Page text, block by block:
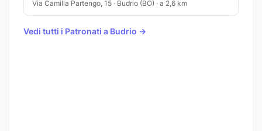
Via Camilla Partengo, 15 · Budrio (BO) · a 2,6 km
Vedi tutti i Patronati a Budrio →